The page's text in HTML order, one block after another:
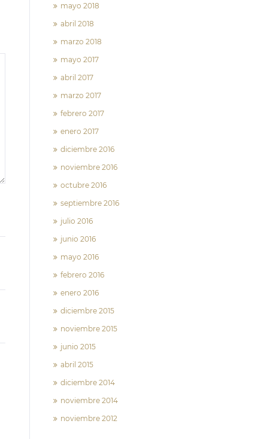
mayo 2018
abril 2018
marzo 2018
mayo 2017
abril 2017
marzo 2017
febrero 2017
enero 2017
diciembre 2016
noviembre 2016
octubre 2016
septiembre 2016
julio 2016
junio 2016
mayo 2016
febrero 2016
enero 2016
diciembre 2015
noviembre 2015
junio 2015
abril 2015
diciembre 2014
noviembre 2014
noviembre 2012